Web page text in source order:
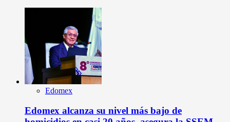
Edomex
Edomex alcanza su nivel más bajo de